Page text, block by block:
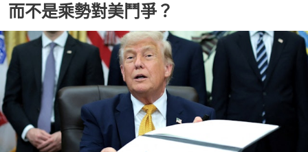
而不是乘勢對美鬥爭？